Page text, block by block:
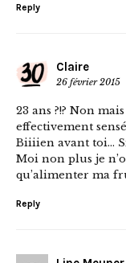
Reply
Claire
26 février 2015
23 ans ?!? Non
effectivement
Biiiien avant toi…
Moi non plus je
qu’alimenter ma
Reply